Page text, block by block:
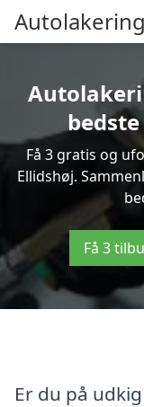
Få 3 gratis og
Ellidshøj.
Få 3
Er du på